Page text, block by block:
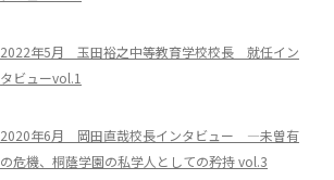
2022年5月 玉田裕之中等教育学校校長 就任イン
タビューvol.1
2020年6月 岡田直哉校長インタビュー ―未曽有
の危機、桐蔭学園の私学人としての矜持 vol.3